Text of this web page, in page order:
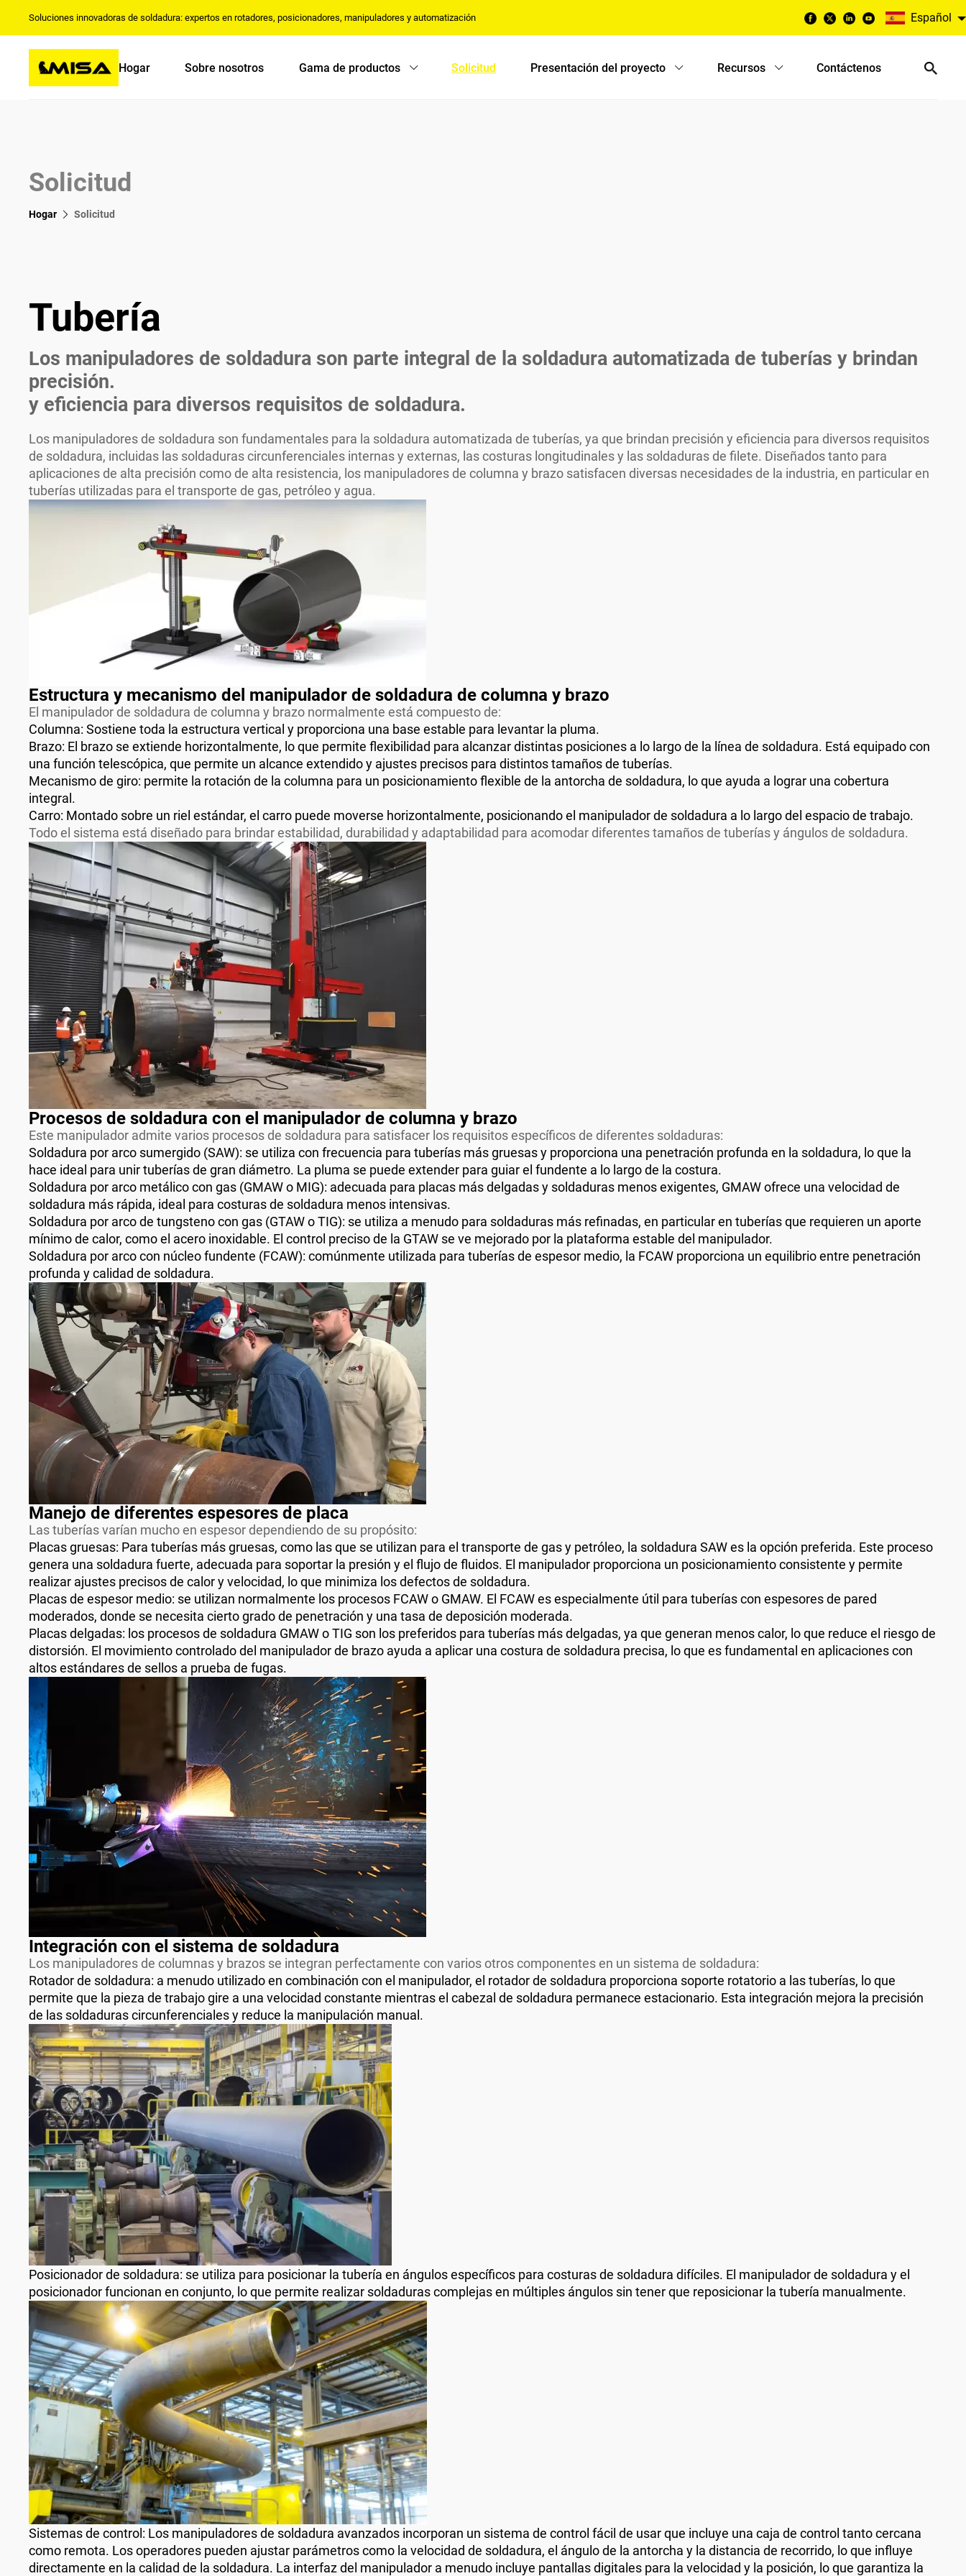
Soluciones innovadoras de soldadura: expertos en rotadores, posicionadores, manipuladores y automatización Español
Hogar Sobre nosotros Gama de productos Solicitud Presentación del proyecto Recursos Contáctenos
Solicitud
Hogar Solicitud
Tubería
Los manipuladores de soldadura son parte integral de la soldadura automatizada de tuberías y brindan
precisión.
y eficiencia para diversos requisitos de soldadura.
Los manipuladores de soldadura son fundamentales para la soldadura automatizada de tuberías, ya que brindan precisión y eficiencia para diversos requisitos
de soldadura, incluidas las soldaduras circunferenciales internas y externas, las costuras longitudinales y las soldaduras de filete. Diseñados tanto para
aplicaciones de alta precisión como de alta resistencia, los manipuladores de columna y brazo satisfacen diversas necesidades de la industria, en particular en
tuberías utilizadas para el transporte de gas, petróleo y agua.
Estructura y mecanismo del manipulador de soldadura de columna y brazo
El manipulador de soldadura de columna y brazo normalmente está compuesto de:
Columna: Sostiene toda la estructura vertical y proporciona una base estable para levantar la pluma.
Brazo: El brazo se extiende horizontalmente, lo que permite flexibilidad para alcanzar distintas posiciones a lo largo de la línea de soldadura. Está equipado con
una función telescópica, que permite un alcance extendido y ajustes precisos para distintos tamaños de tuberías.
Mecanismo de giro: permite la rotación de la columna para un posicionamiento flexible de la antorcha de soldadura, lo que ayuda a lograr una cobertura
integral.
Carro: Montado sobre un riel estándar, el carro puede moverse horizontalmente, posicionando el manipulador de soldadura a lo largo del espacio de trabajo.
Todo el sistema está diseñado para brindar estabilidad, durabilidad y adaptabilidad para acomodar diferentes tamaños de tuberías y ángulos de soldadura.
Procesos de soldadura con el manipulador de columna y brazo
Este manipulador admite varios procesos de soldadura para satisfacer los requisitos específicos de diferentes soldaduras:
Soldadura por arco sumergido (SAW): se utiliza con frecuencia para tuberías más gruesas y proporciona una penetración profunda en la soldadura, lo que la
hace ideal para unir tuberías de gran diámetro. La pluma se puede extender para guiar el fundente a lo largo de la costura.
Soldadura por arco metálico con gas (GMAW o MIG): adecuada para placas más delgadas y soldaduras menos exigentes, GMAW ofrece una velocidad de
soldadura más rápida, ideal para costuras de soldadura menos intensivas.
Soldadura por arco de tungsteno con gas (GTAW o TIG): se utiliza a menudo para soldaduras más refinadas, en particular en tuberías que requieren un aporte
mínimo de calor, como el acero inoxidable. El control preciso de la GTAW se ve mejorado por la plataforma estable del manipulador.
Soldadura por arco con núcleo fundente (FCAW): comúnmente utilizada para tuberías de espesor medio, la FCAW proporciona un equilibrio entre penetración
profunda y calidad de soldadura.
Manejo de diferentes espesores de placa
Las tuberías varían mucho en espesor dependiendo de su propósito:
Placas gruesas: Para tuberías más gruesas, como las que se utilizan para el transporte de gas y petróleo, la soldadura SAW es la opción preferida. Este proceso
genera una soldadura fuerte, adecuada para soportar la presión y el flujo de fluidos. El manipulador proporciona un posicionamiento consistente y permite
realizar ajustes precisos de calor y velocidad, lo que minimiza los defectos de soldadura.
Placas de espesor medio: se utilizan normalmente los procesos FCAW o GMAW. El FCAW es especialmente útil para tuberías con espesores de pared
moderados, donde se necesita cierto grado de penetración y una tasa de deposición moderada.
Placas delgadas: los procesos de soldadura GMAW o TIG son los preferidos para tuberías más delgadas, ya que generan menos calor, lo que reduce el riesgo de
distorsión. El movimiento controlado del manipulador de brazo ayuda a aplicar una costura de soldadura precisa, lo que es fundamental en aplicaciones con
altos estándares de sellos a prueba de fugas.
Integración con el sistema de soldadura
Los manipuladores de columnas y brazos se integran perfectamente con varios otros componentes en un sistema de soldadura:
Rotador de soldadura: a menudo utilizado en combinación con el manipulador, el rotador de soldadura proporciona soporte rotatorio a las tuberías, lo que
permite que la pieza de trabajo gire a una velocidad constante mientras el cabezal de soldadura permanece estacionario. Esta integración mejora la precisión
de las soldaduras circunferenciales y reduce la manipulación manual.
Posicionador de soldadura: se utiliza para posicionar la tubería en ángulos específicos para costuras de soldadura difíciles. El manipulador de soldadura y el
posicionador funcionan en conjunto, lo que permite realizar soldaduras complejas en múltiples ángulos sin tener que reposicionar la tubería manualmente.
Sistemas de control: Los manipuladores de soldadura avanzados incorporan un sistema de control fácil de usar que incluye una caja de control tanto cercana
como remota. Los operadores pueden ajustar parámetros como la velocidad de soldadura, el ángulo de la antorcha y la distancia de recorrido, lo que influye
directamente en la calidad de la soldadura. La interfaz del manipulador a menudo incluye pantallas digitales para la velocidad y la posición, lo que garantiza la